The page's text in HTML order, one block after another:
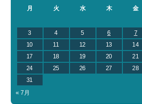
月
火 水 木 金
3
4 5 6 7
10
11 12 13 14
17
18 19 20 21
24
25 26 27 28
31
« 7月